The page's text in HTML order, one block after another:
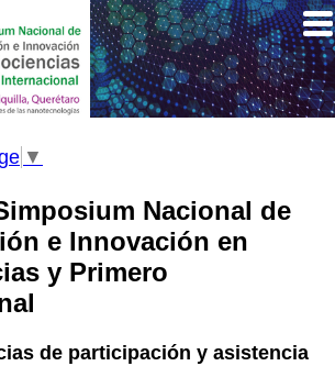
▼
Nacional de
e Innovación en
y Primero
de participación y asistencia